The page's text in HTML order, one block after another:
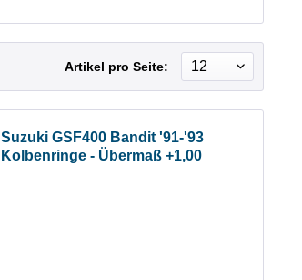
Artikel pro Seite:
Suzuki GSF400 Bandit '91-'93
Kolbenringe - Übermaß +1,00